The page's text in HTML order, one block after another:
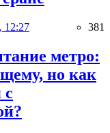
12:27 381
метро:
но как
с